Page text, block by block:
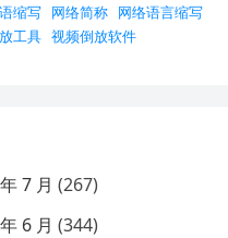
缩写 网络简称 网络语言缩写
工具 视频倒放软件
7 月 (267)
6 月 (344)